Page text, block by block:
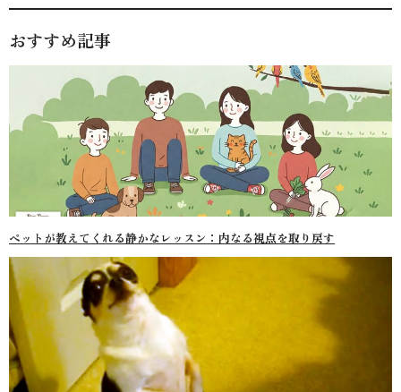
おすすめ記事
ペットが教えてくれる静かなレッスン：内なる視点を取り戻す